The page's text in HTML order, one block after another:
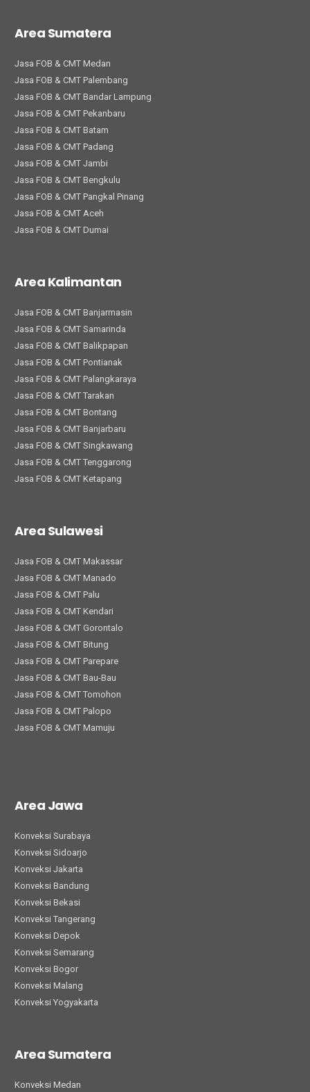
Area Sumatera
Jasa FOB & CMT Medan
Jasa FOB & CMT Palembang
Jasa FOB & CMT Bandar Lampung
Jasa FOB & CMT Pekanbaru
Jasa FOB & CMT Batam
Jasa FOB & CMT Padang
Jasa FOB & CMT Jambi
Jasa FOB & CMT Bengkulu
Jasa FOB & CMT Pangkal Pinang
Jasa FOB & CMT Aceh
Jasa FOB & CMT Dumai
Area Kalimantan
Jasa FOB & CMT Banjarmasin
Jasa FOB & CMT Samarinda
Jasa FOB & CMT Balikpapan
Jasa FOB & CMT Pontianak
Jasa FOB & CMT Palangkaraya
Jasa FOB & CMT Tarakan
Jasa FOB & CMT Bontang
Jasa FOB & CMT Banjarbaru
Jasa FOB & CMT Singkawang
Jasa FOB & CMT Tenggarong
Jasa FOB & CMT Ketapang
Area Sulawesi
Jasa FOB & CMT Makassar
Jasa FOB & CMT Manado
Jasa FOB & CMT Palu
Jasa FOB & CMT Kendari
Jasa FOB & CMT Gorontalo
Jasa FOB & CMT Bitung
Jasa FOB & CMT Parepare
Jasa FOB & CMT Bau-Bau
Jasa FOB & CMT Tomohon
Jasa FOB & CMT Palopo
Jasa FOB & CMT Mamuju
Area Jawa
Konveksi Surabaya
Konveksi Sidoarjo
Konveksi Jakarta
Konveksi Bandung
Konveksi Bekasi
Konveksi Tangerang
Konveksi Depok
Konveksi Semarang
Konveksi Bogor
Konveksi Malang
Konveksi Yogyakarta
Area Sumatera
Konveksi Medan